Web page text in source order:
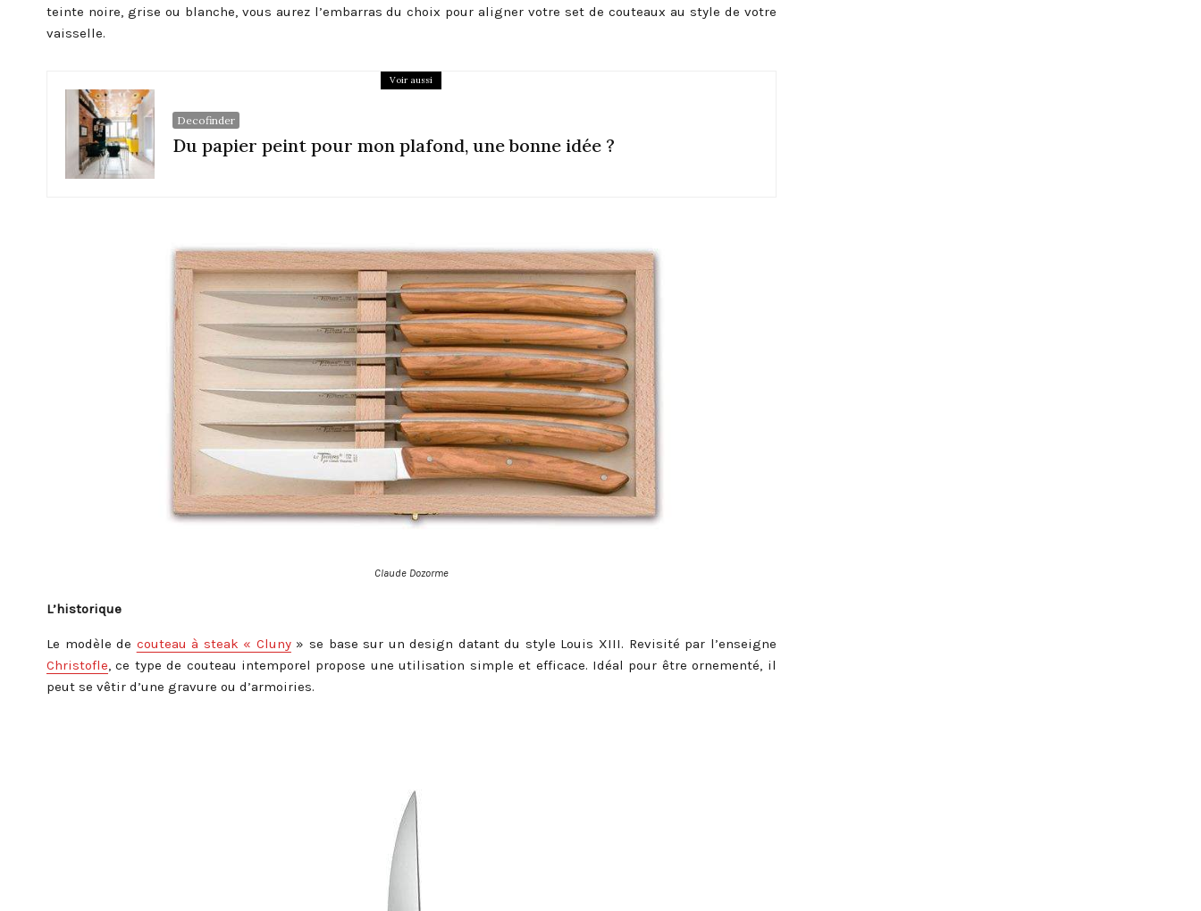
teinte noire, grise ou blanche, vous aurez l’embarras du choix pour aligner votre set de couteaux au style de votre
vaisselle.
Voir aussi
Decofinder
Du papier peint pour mon plafond, une bonne idée ?
Claude Dozorme
L’historique
Le modèle de couteau à steak « Cluny» se base sur un design datant du style Louis XIII. Revisité par l’enseigne
Christofle, ce type de couteau intemporel propose une utilisation simple et efficace. Idéal pour être ornementé, il
peut se vêtir d’une gravure ou d’armoiries.